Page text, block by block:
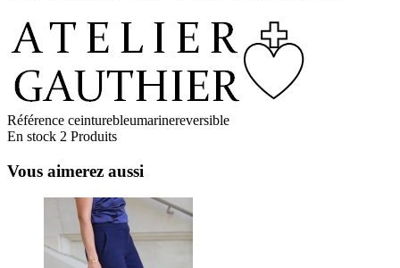
Référence ceinturebleumarinereversible
En stock 2 Produits
Vous aimerez aussi